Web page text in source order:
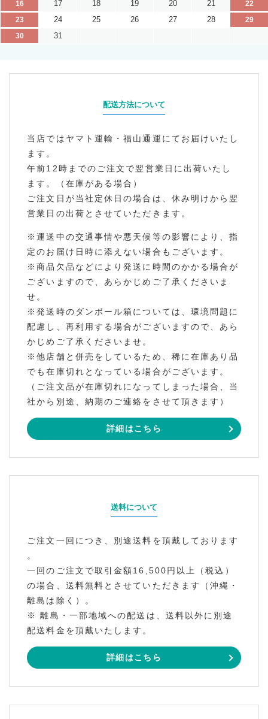
16 17 18 19 20 21
22
23
24 25 26 27 28
29
30
31
配送方法について
当店ではヤマト運輸・福山通運にてお届けいたし
ます。
午前12時までのご注文で翌営業日に出荷いたし
ます。（在庫がある場合）
ご注文日が当社定休日の場合は、休み明けから翌
営業日の出荷とさせていただきます。
※運送中の交通事情や悪天候等の影響により、指
定のお届け日時に添えない場合もございます。
※商品欠品などにより発送に時間のかかる場合が
ございますので、あらかじめご了承くださいま
せ。
※発送時のダンボール箱については、環境問題に
配慮し、再利用する場合がございますので、あら
かじめご了承くださいませ。
※他店舗と併売をしているため、稀に在庫あり品
でも在庫切れとなっている場合がございます。
（ご注文品が在庫切れになってしまった場合、当
社から別途、納期のご連絡をさせて頂きます）
詳細はこちら
送料について
ご注文一回につき、別途送料を頂戴しております
。
一回のご注文で取引金額16,500円以上（税込）
の場合、送料無料とさせていただきます（沖縄・
離島は除く）。
※ 離島・一部地域への配送は、送料以外に別途
配送料金を頂戴いたします。
詳細はこちら